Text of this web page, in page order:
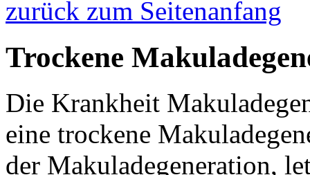
zurück zum Seitenanfang
Trockene
Die Krankheit
eine trockene
der Makuladegeneration,